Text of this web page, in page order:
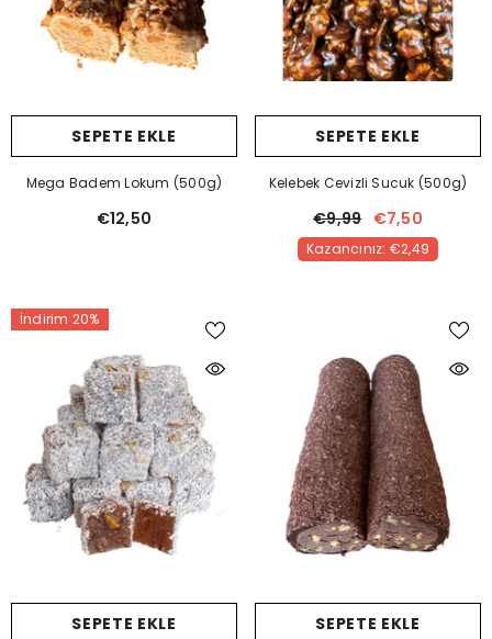
SEPETE EKLE
Mega Badem Lokum (500g)
€12,50
SEPETE EKLE
Kelebek Cevizli Sucuk (500g)
€9,99 €7,50
Kazancınız: €2,49
İndirim 20%
SEPETE EKLE SEPETE EKLE